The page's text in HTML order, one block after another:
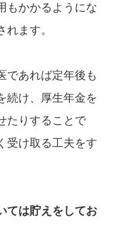
もかかるようにな
ます。
であれば定年後も
続け、厚生年金を
たりすることで
受け取る工夫をす
ては貯えをしてお